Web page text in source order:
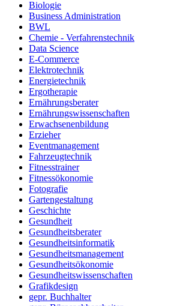
Biologie
Business Administration
BWL
Chemie - Verfahrenstechnik
Data Science
E-Commerce
Elektrotechnik
Energietechnik
Ergotherapie
Ernährungsberater
Ernährungswissenschaften
Erwachsenenbildung
Erzieher
Eventmanagement
Fahrzeugtechnik
Fitnesstrainer
Fitnessökonomie
Fotografie
Gartengestaltung
Geschichte
Gesundheit
Gesundheitsberater
Gesundheitsinformatik
Gesundheitsmanagement
Gesundheitsökonomie
Gesundheitswissenschaften
Grafikdesign
gepr. Buchhalter